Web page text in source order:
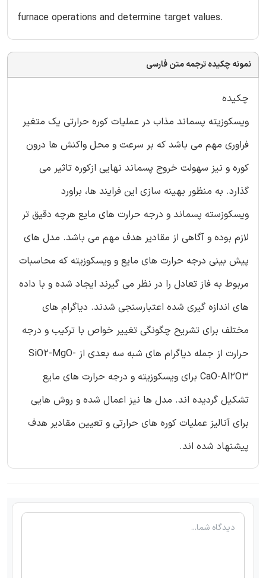
furnace operations and determine target values.
نمونه چکیده ترجمه متن فارسی
چکیده
ویسکوزیته پسماند مذاب در عملیات کوره حرارتی یک متغیر
فراوری مهم می باشد که بر سرعت و محل واکنش ها درون
کوره و نیز سهولت خروج پسماند نهایی ازکوره تاثیر می
گذارد. به منظور بهینه سازی این فرایند ها، براورد
ویسکوزسته پسماند و درجه حرارت های مایع هرچه دقیق تر
لازم بوده و آگاهی از مقادیر هدف مهم می باشد. مدل های
پیش بینی درجه حرارت های مایع و ویسکوزیته که محاسبات
مربوط به فاز تعادل را در نظر می گیرند ایجاد شده و با داده
های اندازه گیری شده اعتبارسنجی شدند. دیاگرام های
مختلف برای تشریح چگونگی تغییر خواص با ترکیب و درجه
حرارت از جمله دیاگرام های شبه سه بعدی از SiO2-MgO-
CaO-Al2O3 برای ویسکوزیته و درجه حرارت های مایع
تشکیل گردیده اند. مدل ها نیز اعمال شده و روش هایی
برای آنالیز عملیات کوره های حرارتی و تعیین مقادیر هدف
پیشنهاد شده اند.